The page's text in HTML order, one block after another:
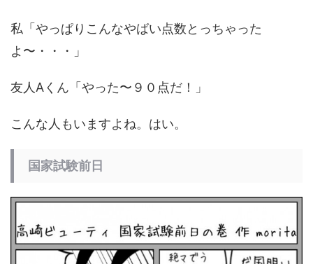
私「やっぱりこんなやばい点数とっちゃった
よ〜・・・」
友人Aくん「やった〜９０点だ！」
こんな人もいますよね。はい。
国家試験前日